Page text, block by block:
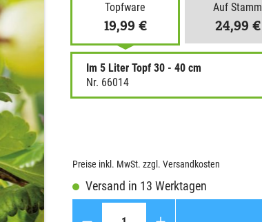
Topfware
19,99 €
Auf Stamm
24,99 €
Im 5 Liter Topf 30 - 40 cm
Nr. 66014
Preise inkl. MwSt. zzgl. Versandkosten
Versand in 13 Werktagen